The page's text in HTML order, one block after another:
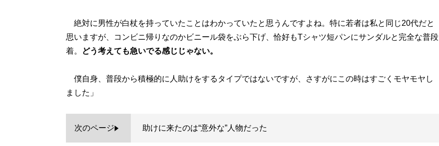
絶対に男性が白杖を持っていたことはわかっていたと思うんですよね。特に若者は私と同じ20代だと
思いますが、コンビニ帰りなのかビニール袋をぶら下げ、恰好もTシャツ短パンにサンダルと完全な普段
着。
どう考えても急いでる感じじゃない。
僕自身、普段から積極的に人助けをするタイプではないですが、さすがにこの時はすごくモヤモヤし
ました」
次のページ 助けに来たのは“意外な”人物だった